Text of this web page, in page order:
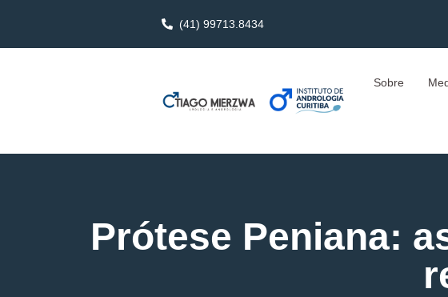
(41) 99713.8434
Sobre
Prótese Peniana: